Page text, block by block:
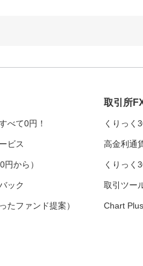
べて0円！
ビス
から）
ック
たファンド提案）
取引所
くりっく
高金利通
くりっく
取引ツー
Chart Plus